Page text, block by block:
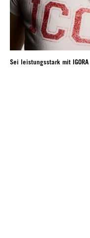
Sei leistungsstark mit IGORA